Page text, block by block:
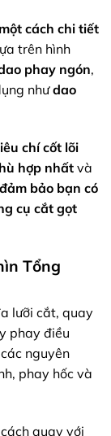
cách chi tiết
trên hình
phay ngón,
nhưdao
chí cốt lõi
hợp nhất và
đảm bảo bạn có
cụ cắt gọt
Tổng
lưỡi cắt, quay
phay điều
nguyên
phay hốc và
quay với